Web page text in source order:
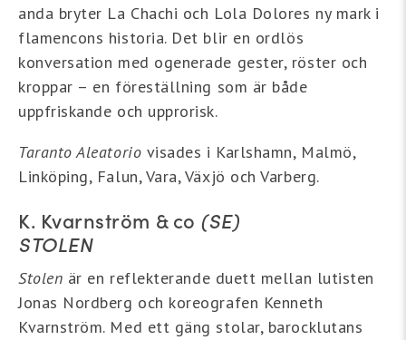
anda bryter La Chachi och Lola Dolores ny mark i
flamencons historia. Det blir en ordlös
konversation med ogenerade gester, röster och
kroppar – en föreställning som är både
uppfriskande och upprorisk.
Taranto Aleatorio visades i Karlshamn, Malmö,
Linköping, Falun, Vara, Växjö och Varberg.
K. Kvarnström & co (SE)
STOLEN
Stolen är en reflekterande duett mellan lutisten
Jonas Nordberg och koreografen Kenneth
Kvarnström. Med ett gäng stolar, barocklutans